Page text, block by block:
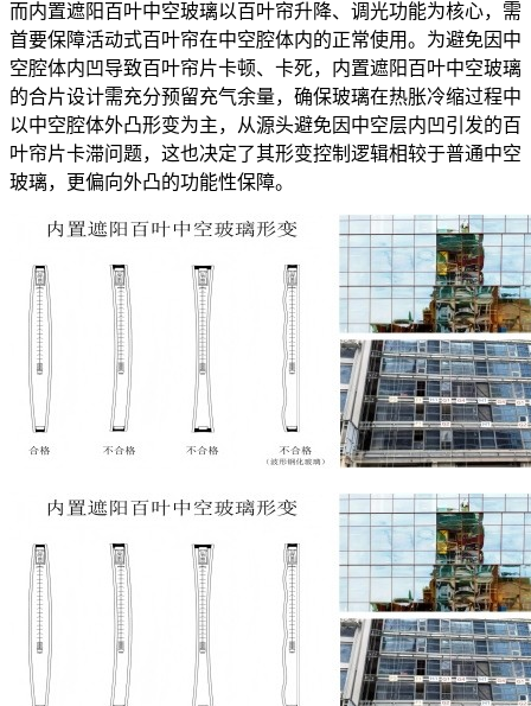
而内置遮阳百叶中空玻璃以百叶帘升降、调光功能为核心，需
首要保障活动式百叶帘在中空腔体内的正常使用。为避免因中
空腔体内凹导致百叶帘片卡顿、卡死，内置遮阳百叶中空玻璃
的合片设计需充分预留充气余量，确保玻璃在热胀冷缩过程中
以中空腔体外凸形变为主，从源头避免因中空层内凹引发的百
叶帘片卡滞问题，这也决定了其形变控制逻辑相较于普通中空
玻璃，更偏向外凸的功能性保障。